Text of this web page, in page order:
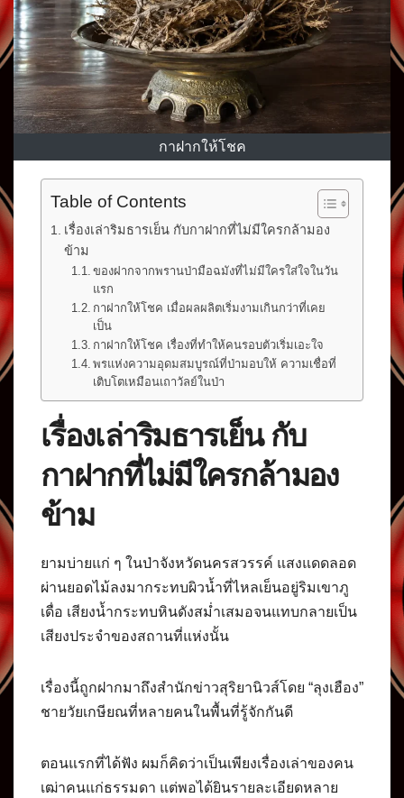
กาฝากให้โชค
Table of Contents
เรื่องเล่าริมธารเย็น กับกาฝากที่ไม่มีใครกล้ามอง
ข้าม
ของฝากจากพรานป่ามือฉมังที่ไม่มีใครใส่ใจในวัน
แรก
กาฝากให้โชค เมื่อผลผลิตเริ่มงามเกินกว่าที่เคย
เป็น
กาฝากให้โชค เรื่องที่ทำให้คนรอบตัวเริ่มเอะใจ
พรแห่งความอุดมสมบูรณ์ที่ป่ามอบให้ ความเชื่อที่
เติบโตเหมือนเถาวัลย์ในป่า
เรื่องเล่าริมธารเย็น กับ
กาฝากที่ไม่มีใครกล้ามอง
ข้าม
ยามบ่ายแก่ ๆ ในป่าจังหวัดนครสวรรค์ แสงแดดลอด
ผ่านยอดไม้ลงมากระทบผิวน้ำที่ไหลเย็นอยู่ริมเขาภู
เดื่อ เสียงน้ำกระทบหินดังสม่ำเสมอจนแทบกลายเป็น
เสียงประจำของสถานที่แห่งนั้น
เรื่องนี้ถูกฝากมาถึงสำนักข่าวสุริยานิวส์โดย “ลุงเฮือง”
ชายวัยเกษียณที่หลายคนในพื้นที่รู้จักกันดี
ตอนแรกที่ได้ฟัง ผมก็คิดว่าเป็นเพียงเรื่องเล่าของคน
เฒ่าคนแก่ธรรมดา แต่พอได้ยินรายละเอียดหลาย